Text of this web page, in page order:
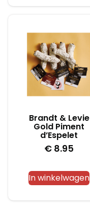
Brandt & Levie
Gold Piment
d’Espelet
€ 8.95
In winkelwagen